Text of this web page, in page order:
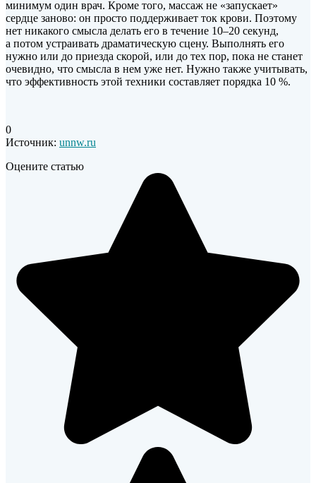
минимум один врач. Кроме того, массаж не «запускает»
сердце заново: он просто поддерживает ток крови. Поэтому
нет никакого смысла делать его в течение 10–20 секунд,
а потом устраивать драматическую сцену. Выполнять его
нужно или до приезда скорой, или до тех пор, пока не станет
очевидно, что смысла в нем уже нет. Нужно также учитывать,
что эффективность этой техники составляет порядка 10 %.
0
Источник: unnw.ru
Оцените статью